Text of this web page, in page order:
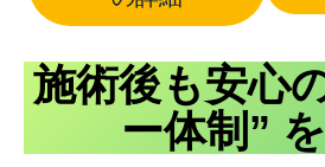
施術後も安心
ー体制”